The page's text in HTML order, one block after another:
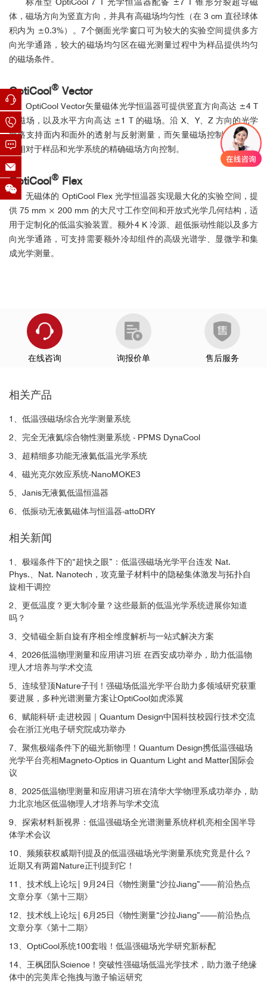
体，磁场方向为竖直方向，并具有高磁场均匀性（在 3 cm 直径球体
积内为 ±0.3%）。7个侧面光学窗口可为较大的实验空间提供多方
向光学通路，较大的磁场均匀区在磁光测量过程中为样品提供均匀
的磁场条件。
OptiCool® Vector
OptiCool Vector矢量磁体光学恒温器可提供竖直方向高达 ±4 T
的磁场，以及水平方向高达 ±1 T 的磁场。沿 X、Y、Z 方向的光学
通路支持面内和面外的透射与反射测量，而矢量磁场控制功能可实
现相对于样品和光学系统的精确磁场方向控制。
OptiCool® Flex
无磁体的 OptiCool Flex 光学恒温器实现最大化的实验空间，提
供 75 mm × 200 mm 的大尺寸工作空间和开放式光学几何结构，适
用于定制化的低温实验装置。额外4 K 冷源、超低振动性能以及多方
向光学通路，可支持需要额外冷却组件的高级光谱学、显微学和集
成光学测量。
接线与馈通
标准样品接线
三维位移器接线
样品位移
另外，我们还可提供电学样品座，用户可将样品连接到可拆卸
样品座上的 16 个针脚上，该样品座配备有柔性排线，可轻松插入样
2
2
Nature Physics
在本工作中作者使用Quantum Design生产的
完全无液氦综合物
性测量系统PPMS DynaCool
超精准全开放强磁场低温光学研究
平台-OptiCool 进行了电运输和vdW隧穿的相关测量。OptiCool在
2018年面世以来作为新型的强磁场低温光学研究平台受到了很多好
评，并获得了当年的R&D100大奖。OptiCool的多种电学通道非常方
便用户进行电学测量和栅压调控实验。
参考文献：
https://qd-china.com/zh/news/detail/2201211512372
■Science：扭曲二维材料磁性体系中的磁畴
3
3
工作中对扭曲CrI3的MOKE和RMCD测量中使用了
基于OptiCool系统的低温磁光测量系统。
参考文献：Song et al., Science 374, 1140–1144 (2021) 26
November 2021
https://qd-china.com/zh/news/detail/2201211512372
■ 超精准全开放强磁场低温光学研究平台在
子材料调控方面的应用
机制
图3，GdTiO3材料光激发后的磁矩演化，(a)光激发后磁矩演化的原
理示意图；(b) 时间分辨MOKE测量观察到的相干振荡
在线咨询 询报价单 售后服务
相关产品
1、低温强磁场综合光学测量系统
2、完全无液氦综合物性测量系统 - PPMS DynaCool
3、超精细多功能无液氦低温光学系统
4、磁光克尔效应系统-NanoMOKE3
5、Janis无液氦低温恒温器
6、低振动无液氦磁体与恒温器-attoDRY
相关新闻
1、极端条件下的“超快之眼”：低温强磁场光学平台连发 Nat.
Phys.、Nat. Nanotech，攻克量子材料中的隐秘集体激发与拓扑自
旋相干调控
2、更低温度？更大制冷量？这些最新的低温光学系统进展你知道
吗？
3、交错磁全新自旋有序相全维度解析与一站式解决方案
4、2026低温物理测量和应用讲习班 在西安成功举办，助力低温物
理人才培养与学术交流
5、连续登顶Nature子刊！强磁场低温光学平台助力多领域研究获重
要进展，多种光谱测量方案让OptiCool如虎添翼
6、赋能科研·走进校园｜Quantum Design中国科技校园行技术交流
会在浙江光电子研究院成功举办
7、聚焦极端条件下的磁光新物理！Quantum Design携低温强磁场
光学平台亮相Magneto-Optics in Quantum Light and Matter国际会
议
8、2025低温物理测量和应用讲习班在清华大学物理系成功举办，助
力北京地区低温物理人才培养与学术交流
9、探索材料新视界：低温强磁场全光谱测量系统样机亮相全国半导
体学术会议
10、频频获权威期刊提及的低温强磁场光学测量系统究竟是什么？
近期又有两篇Nature正刊提到它！
11、技术线上论坛| 9月24日《物性测量“沙拉Jiang”——前沿热点
文章分享《第十三期》
12、技术线上论坛| 6月25日《物性测量“沙拉Jiang”——前沿热点
文章分享《第十二期》
13、OptiCool系统100套啦！低温强磁场光学研究新标配
14、王枫团队Science！突破性强磁场低温光学技术，助力激子绝缘
体中的完美库仑拖拽与激子输运研究